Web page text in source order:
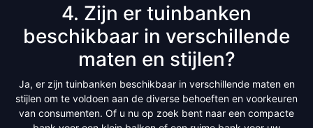
4. Zijn er tuinbanken
beschikbaar in verschillende
maten en stijlen?
Ja, er zijn tuinbanken beschikbaar in verschillende maten en
stijlen om te voldoen aan de diverse behoeften en voorkeuren
van consumenten. Of u nu op zoek bent naar een compacte